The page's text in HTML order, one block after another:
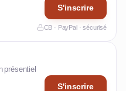
S'inscrire
CB · PayPal · sécurisé
présentiel
S'inscrire